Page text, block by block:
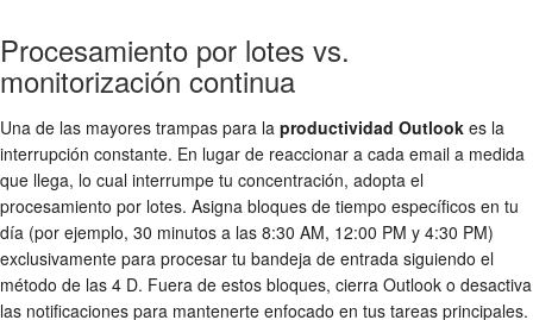
Procesamiento por lotes vs.
monitorización continua
Una de las mayores trampas para la productividad Outlook es la
interrupción constante. En lugar de reaccionar a cada email a medida
que llega, lo cual interrumpe tu concentración, adopta el
procesamiento por lotes. Asigna bloques de tiempo específicos en tu
día (por ejemplo, 30 minutos a las 8:30 AM, 12:00 PM y 4:30 PM)
exclusivamente para procesar tu bandeja de entrada siguiendo el
método de las 4 D. Fuera de estos bloques, cierra Outlook o desactiva
las notificaciones para mantenerte enfocado en tus tareas principales.